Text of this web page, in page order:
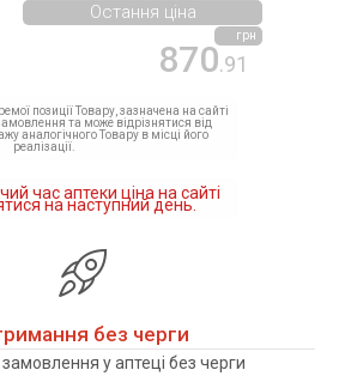
870.91
грн
Остання ціна
позиції Товару, зазначена на сайті
та може відрізнятися від
аналогічного Товару в місці його
реалізації.
час аптеки ціна на сайті
на наступний день.
без черги
у аптеці без черги